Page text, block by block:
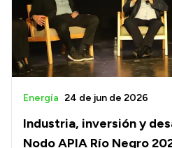
Industria, inversión y
Nodo APIA Río Negro
Energía 24 de jun de 2026